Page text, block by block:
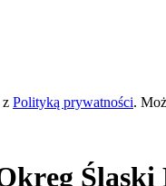
z Polityką prywatności.
Śląski